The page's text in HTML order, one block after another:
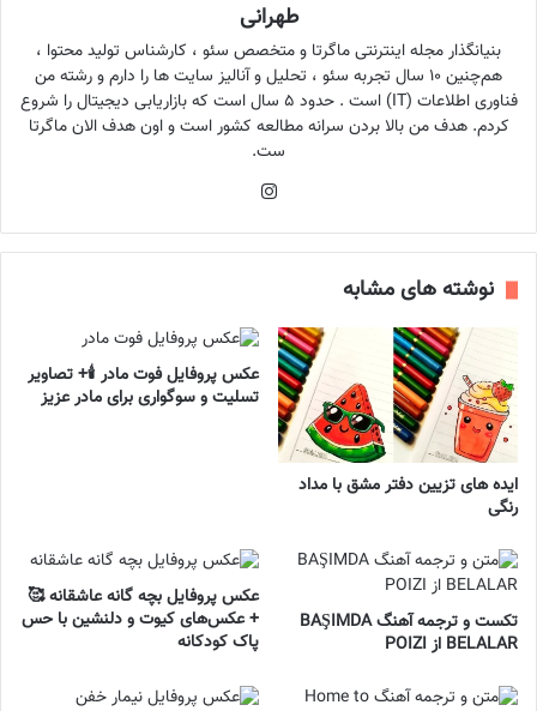
طهرانی
بنیانگذار مجله اینترنتی ماگرتا و متخصص سئو ، کارشناس تولید محتوا ،
هم‌چنین ۱۰ سال تجربه سئو ، تحلیل و آنالیز سایت ها را دارم و رشته من
فناوری اطلاعات (IT) است . حدود ۵ سال است که بازاریابی دیجیتال را شروع
کردم. هدف من بالا بردن سرانه مطالعه کشور است و اون هدف الان ماگرتا
ست.
نوشته های مشابه
ایده های تزیین دفتر مشق با مداد
رنگی
عکس پروفایل فوت مادر 🕯️+ تصاویر
تسلیت و سوگواری برای مادر عزیز
تکست و ترجمه آهنگ BAŞIMDA
BELALAR از POIZI
عکس پروفایل بچه گانه عاشقانه 🥰
+ عکس‌های کیوت و دلنشین با حس
پاک کودکانه